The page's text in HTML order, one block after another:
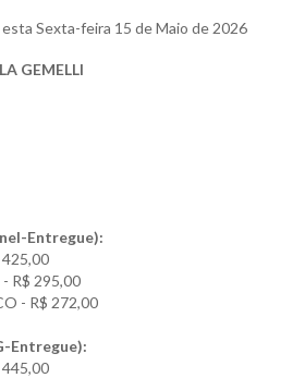
Sexta-feira 15 de Maio de 2026
GEMELLI
Entregue):
R$ 295,00
- R$ 272,00
Entregue):